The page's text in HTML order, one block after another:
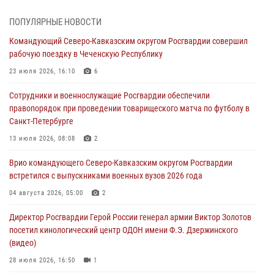
выпуска «Легенды армии с Александром Маршалом»
07 августа 2026, 12:00
ветераны военной контрразведки почтили память Николая
Кузнецова
07 августа 2026, 12:00
Смольного собора в Санкт-Петербурге (видео)
07 августа 2026, 11:34
взрывобезопасности
ПОПУЛЯРНЫЕ НОВОСТИ
Командующий Северо-Кавказским округом Росгвардии совершил
рабочую поездку в Чеченскую Республику
23 июля 2026, 16:10 6
Сотрудники и военнослужащие Росгвардии обеспечили
правопорядок при проведении товарищеского матча по футболу в
Санкт-Петербурге
13 июля 2026, 08:08 2
Врио командующего Северо-Кавказским округом Росгвардии
встретился с выпускниками военных вузов 2026 года
04 августа 2026, 05:00 2
Директор Росгвардии Герой России генерал армии Виктор Золотов
посетил кинологический центр ОДОН имени Ф.Э. Дзержинского
(видео)
28 июля 2026, 16:50 1